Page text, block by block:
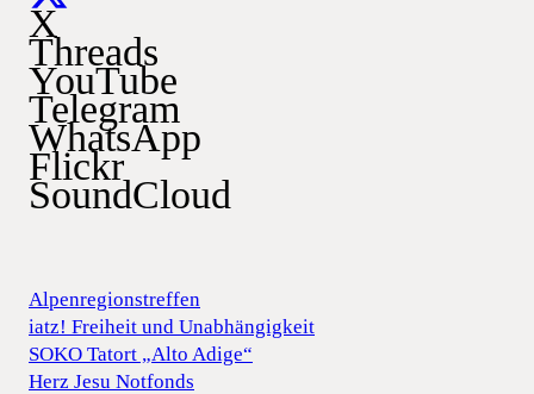
X
Threads
YouTube
Telegram
WhatsApp
Flickr
SoundCloud
Alpenregionstreffen
iatz! Freiheit und Unabhängigkeit
SOKO Tatort „Alto Adige“
Herz Jesu Notfonds